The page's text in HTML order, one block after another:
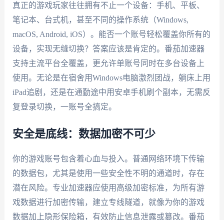
真正的游戏玩家往往拥有不止一个设备：手机、平板、
笔记本、台式机，甚至不同的操作系统（Windows,
macOS, Android, iOS）。能否一个账号轻松覆盖你所有的
设备，实现无缝切换？答案应该是肯定的。番茄加速器
支持主流平台全覆盖，更允许单账号同时在多台设备上
使用。无论是在宿舍用Windows电脑激烈团战，躺床上用
iPad追剧，还是在通勤途中用安卓手机刷个副本，无需反
复登录切换，一账号全搞定。
安全是底线：数据加密不可少
你的游戏账号包含着心血与投入。普通网络环境下传输
的数据包，尤其是使用一些安全性不明的通道时，存在
潜在风险。专业加速器应使用高级加密标准，为所有游
戏数据进行加密传输，建立专线隧道，就像为你的游戏
数据加上隐形保险箱，有效防止信息泄露或篡改。番茄